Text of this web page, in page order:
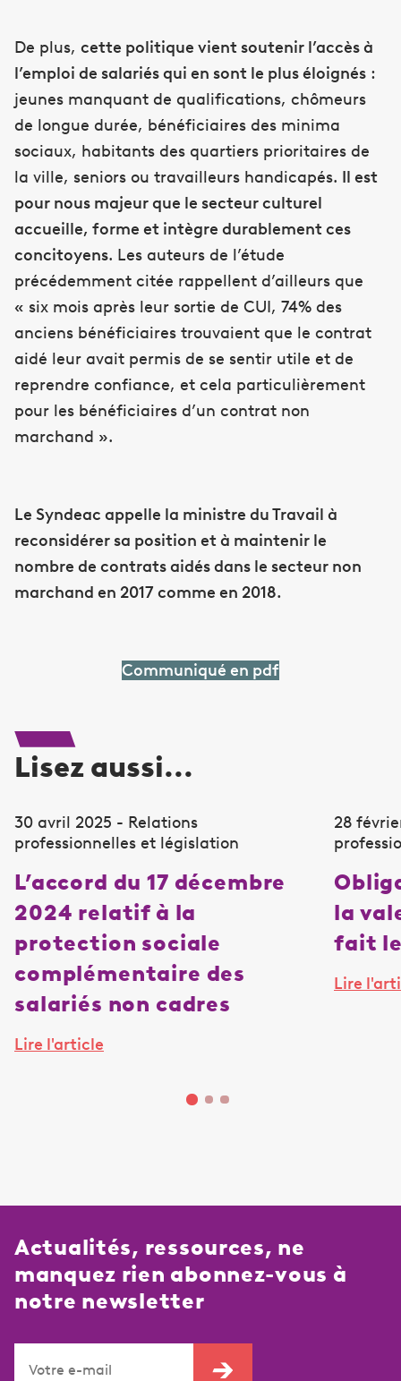
De plus, cette politique vient soutenir l’accès à
l’emploi de salariés qui en sont le plus éloignés :
jeunes manquant de qualifications, chômeurs
de longue durée, bénéficiaires des minima
sociaux, habitants des quartiers prioritaires de
la ville, seniors ou travailleurs handicapés. Il est
pour nous majeur que le secteur culturel
accueille, forme et intègre durablement ces
concitoyens. Les auteurs de l’étude
précédemment citée rappellent d’ailleurs que
« six mois après leur sortie de CUI, 74% des
anciens bénéficiaires trouvaient que le contrat
aidé leur avait permis de se sentir utile et de
reprendre confiance, et cela particulièrement
pour les bénéficiaires d’un contrat non
marchand ».
Le Syndeac appelle la ministre du Travail à
reconsidérer sa position et à maintenir le
nombre de contrats aidés dans le secteur non
marchand en 2017 comme en 2018.
Communiqué en pdf
Lisez aussi...
30 avril 2025 - Relations
professionnelles et législation
L’accord du 17 décembre
2024 relatif à la
protection sociale
complémentaire des
salariés non cadres
Lire l'article
28
la
fait
Lire
Actualités, ressources, ne
manquez rien abonnez-vous à
notre newsletter